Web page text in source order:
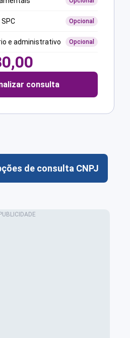
Opcional
e administrativo Opcional
consulta
de consulta CNPJ